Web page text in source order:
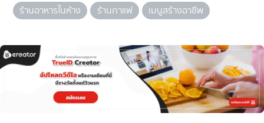
ร้านอาหารในห้าง
ร้านกาแฟ เมนูสร้างอาชีพ